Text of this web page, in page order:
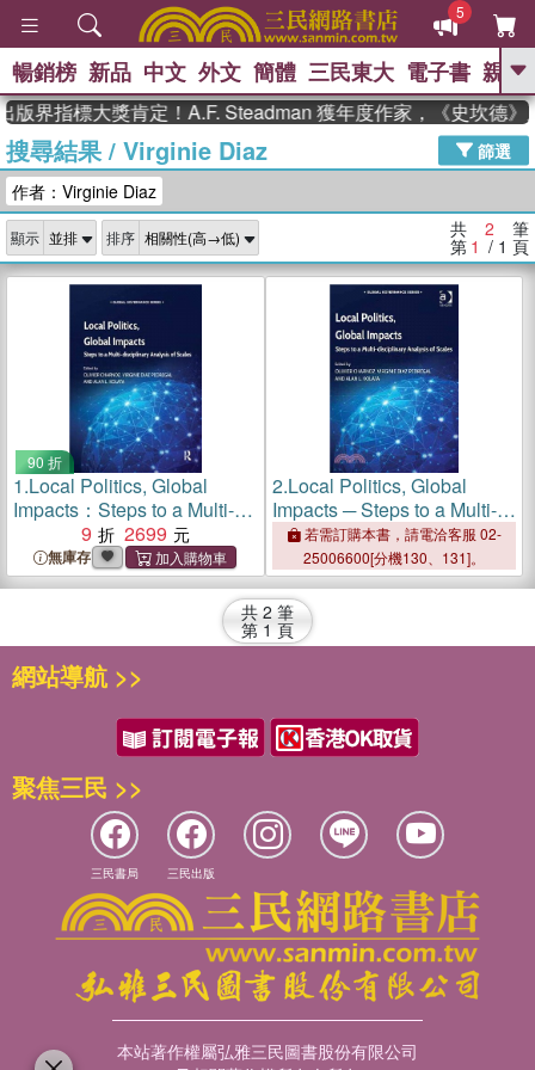
5
GO
熱搜： 高希均教授回憶錄
、 The Odyssey 、 父親節 、 如果歷
獎 臺灣漫遊錄 、 方念華 、 台灣的李
登輝時代
數學女孩：黎曼猜想 、
偉大的迷走神經
暢銷榜 新品 中文 外文 簡體 三民東大 電子書 親子
版界指標大獎肯定！A.F. Steadman 獲年度作家，《史坎德》
搜尋結果/ Virginie Diaz
篩選
作者：Virginie Diaz
顯示 排序 共 2 筆
第 1 / 1 頁
90 折
1.Local Politics, Global
Impacts：Steps to a Multi-
disciplinary Analysis of
Scales
9 2699
無庫存
2.Local Politics, Global
Impacts ─ Steps to a Multi-
disciplinary Analysis of
Scales
若需訂購本書，請電洽客服 02-
25006600[分機130、131]。
共 2 筆
第 1 頁
網站導航 >>
聚焦三民 >>
三民書局 三民出版
本站著作權屬弘雅三民圖書股份有限公司